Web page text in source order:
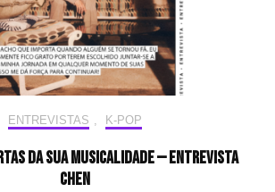
ENTREVISTAS , K-POP
da sua musicalidade — Entrevista
CHEN